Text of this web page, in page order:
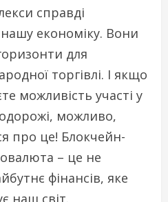
справді
економіку. Вони
для
торгівлі. І якщо
можливість участі у
можливо,
про це! Блокчейн-
– це не
фінансів, яке
наш світ.